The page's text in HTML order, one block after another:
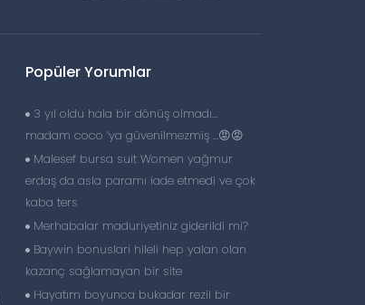
Popüler Yorumlar
3 yıl oldu hala bir dönüş olmadı…
madam coco ‘ya güvenilmezmiş …😡😡
Malesef bursa suit Women yağmur
erdaş da asla paramı iade etmedi ve çok
kaba ters
Merhabalar maduriyetiniz giderildi mi?
Baywin bonuslari hileli hep yalan olan
kazanç sağlamayan bir site
Hayatım boyunca bukadar rezil bir